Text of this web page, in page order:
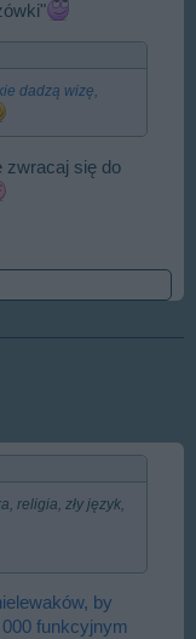
dadzą wizę,
zwracaj się do
religia, zły język,
by
funkcyjnym